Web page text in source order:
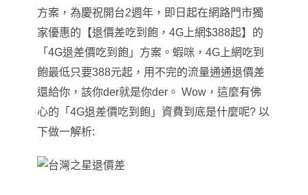
方案，為慶祝開台2週年，即日起在網路門市獨
家優惠的【退價差吃到飽，4G上網$388起】的
「4G退差價吃到飽」方案。蝦咪，4G上網吃到
飽最低只要388元起，用不完的流量通通退價差
還給你，該你der就是你der。 Wow，這麼有佛
心的「4G退差價吃到飽」資費到底是什麼呢? 以
下做一解析: